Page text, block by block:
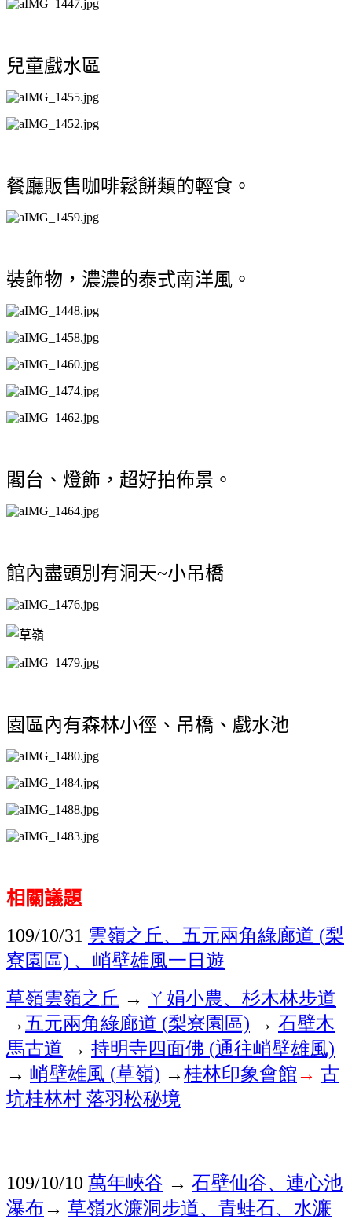
兒童戲水區
餐廳販售咖啡鬆餅類的輕食。
裝飾物， 濃濃的泰式南洋風。
閣台、燈飾，超好拍佈景。
館內盡頭別有洞天~小吊橋
園區內有森林小徑、吊橋、戲水池
相關議題
109/10/31 雲嶺之丘、五元兩角綠廊道 (梨
寮園區) 、峭壁雄風一日遊
草嶺雲嶺之丘 → ㄚ娟小農、 杉木林步道
→ 五元兩角綠廊道 (梨寮園區) → 石壁木
馬古道 → 持明寺四面佛 (通往峭壁雄風)
→ 峭壁雄風 (草嶺) →桂林印象會館→ 古
坑桂林村 落羽松秘境
109/10/10 萬年峽谷 → 石壁仙谷、連心池
瀑布→ 草嶺水濂洞步道、青蛙石、水濂